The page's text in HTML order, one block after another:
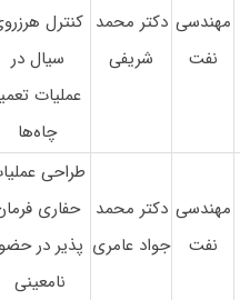
مهندسی
نفت
دکتر محمد
شریفی
کنترل
سیال در
عملیات
چاه‌ها
مهندسی
نفت
دکتر محمد
جواد عامری
طراحی
حفاری
پذیر در
نامعینی